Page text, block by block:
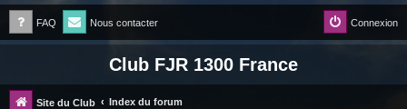
FAQ Nous contacter Connexion
Club FJR 1300 France
Site du Club Index du forum